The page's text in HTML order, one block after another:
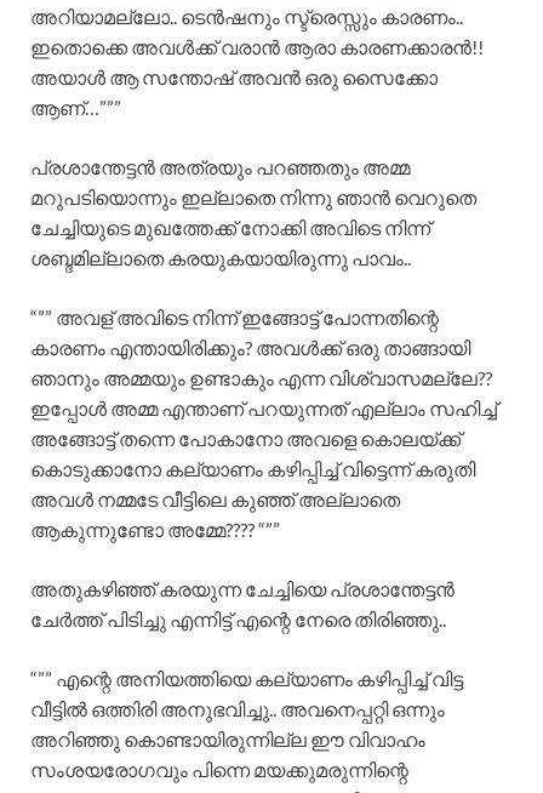
അറിയാമല്ലോ.. ടെൻഷനും സ്ട്രെസ്സും കാരണം..
ഇതൊക്കെ അവൾക്ക് വരാൻ ആരാ കാരണക്കാരൻ!!
അയാൾ ആ സന്തോഷ് അവൻ ഒരു സൈക്കോ
ആണ്…”””
പ്രശാന്തേട്ടൻ അത്രയും പറഞ്ഞതും അമ്മ
മറുപടിയൊന്നും ഇല്ലാതെ നിന്നു ഞാൻ വെറുതെ
ചേച്ചിയുടെ മുഖത്തേക്ക് നോക്കി അവിടെ നിന്ന്
ശബ്ദമില്ലാതെ കരയുകയായിരുന്നു പാവം..
“”” അവള് അവിടെ നിന്ന് ഇങ്ങോട്ട് പോന്നതിന്റെ
കാരണം എന്തായിരിക്കും? അവൾക്ക് ഒരു താങ്ങായി
ഞാനും അമ്മയും ഉണ്ടാകും എന്ന വിശ്വാസമല്ലേ??
ഇപ്പോൾ അമ്മ എന്താണ് പറയുന്നത് എല്ലാം സഹിച്ച്
അങ്ങോട്ട് തന്നെ പോകാനോ അവളെ കൊലയ്ക്ക്
കൊടുക്കാനോ കല്യാണം കഴിപ്പിച്ച് വിട്ടെന്ന് കരുതി
അവൾ നമ്മടേ വീട്ടിലെ കുഞ്ഞ് അല്ലാതെ
ആകുന്നുണ്ടോ അമ്മേ???? “””
അതുകഴിഞ്ഞ് കരയുന്ന ചേച്ചിയെ പ്രശാന്തേട്ടൻ
ചേർത്ത് പിടിച്ചു എന്നിട്ട് എന്റെ നേരെ തിരിഞ്ഞു..
“”” എന്റെ അനിയത്തിയെ കല്യാണം കഴിപ്പിച്ച് വിട്ട
വീട്ടിൽ ഒത്തിരി അനുഭവിച്ചു.. അവനെപ്പറ്റി ഒന്നും
അറിഞ്ഞു കൊണ്ടായിരുന്നില്ല ഈ വിവാഹം
സംശയരോഗവും പിന്നെ മയക്കുമരുന്നിന്റെ